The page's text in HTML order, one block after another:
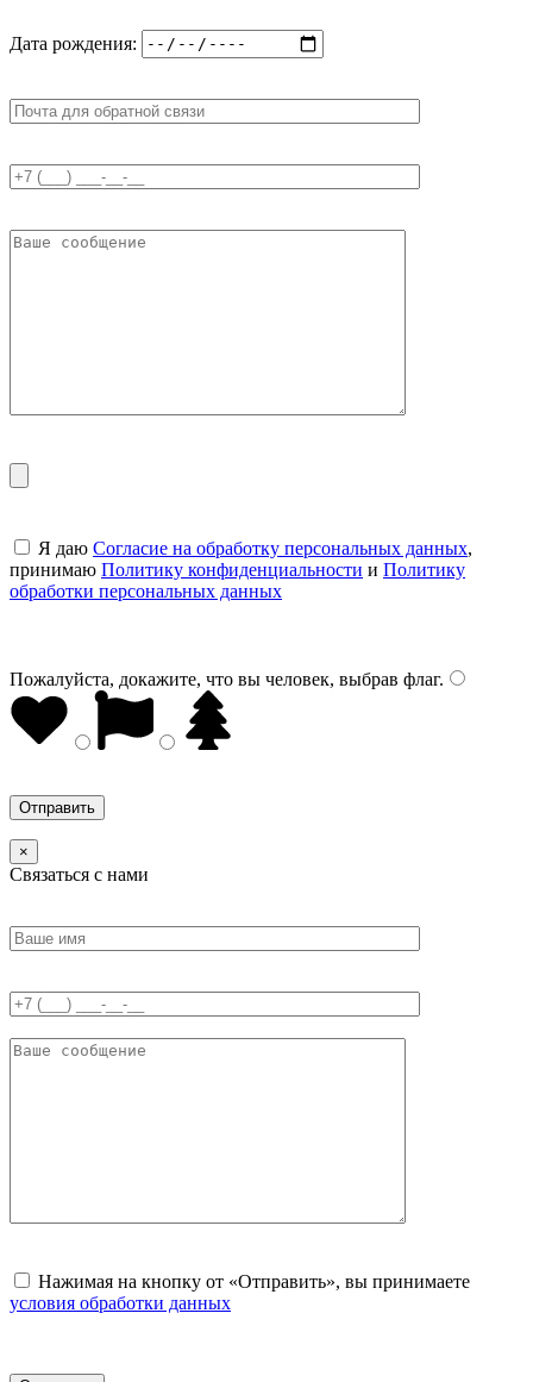
Дата рождения:
Я даю Согласие на обработку персональных данных,
принимаю Политику конфиденциальности и Политику
обработки персональных данных
Пожалуйста, докажите, что вы человек, выбрав флаг.
×
Связаться с нами
Нажимая на кнопку от «Отправить», вы принимаете
условия обработки данных